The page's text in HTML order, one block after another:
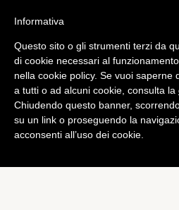
Informativa
Questo sito o gli strumenti terzi da
di cookie necessari al
nella cookie policy. Se vuoi saperne
a tutti o ad alcuni cookie, consulta la
Chiudendo questo banner,
su un link o proseguendo la
acconsenti all’uso dei cookie.